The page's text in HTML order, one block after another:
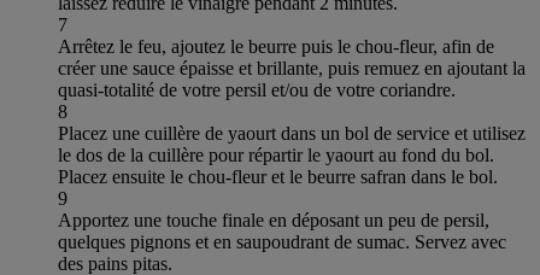
7
Arrêtez le feu, ajoutez le beurre puis le chou-fleur, afin de
créer une sauce épaisse et brillante, puis remuez en ajoutant la
quasi-totalité de votre persil et/ou de votre coriandre.
8
Placez une cuillère de yaourt dans un bol de service et utilisez
le dos de la cuillère pour répartir le yaourt au fond du bol.
Placez ensuite le chou-fleur et le beurre safran dans le bol.
9
Apportez une touche finale en déposant un peu de persil,
quelques pignons et en saupoudrant de sumac. Servez avec
des pains pitas.